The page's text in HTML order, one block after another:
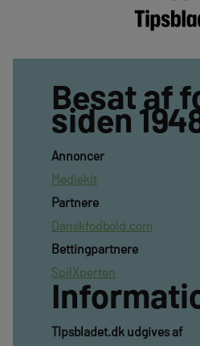
Besat af
siden
Annoncer
Mediekit
Partnere
Danskfodbold.com
Bettingpartnere
SpilXperten
TIpsbladet.dk udgives af